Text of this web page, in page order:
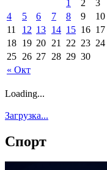
« Окт
1 2
3
4
5 6 7 8 9
10
11
12 13 14 15 16 17
18 19 20 21 22 23 24
25 26 27 28 29 30
Loading...
Загрузка...
Спорт